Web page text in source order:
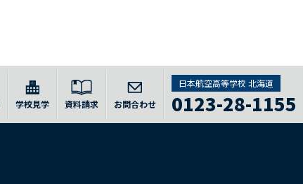
学校見学 資料請求 お問合わせ
日本航空高等学校 北海道
0123-28-1155